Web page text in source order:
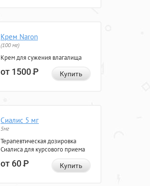
Крем Naron
(100 мг)
Крем для сужения влагалища
от 1500Р Купить
Сиалис 5 мг
5мг
Терапевтическая дозировка
Сиалиса для курсового приема
от 60Р Купить